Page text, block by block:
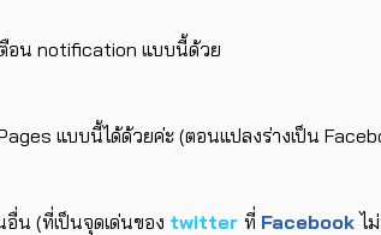
ตือน notification แบบนี้ด้วย
แบบนี้ได้ด้วยค่ะ (ตอนแปลงร่างเป็น
น (ที่เป็นจุดเด่นของ twitter ที่ Facebookไ